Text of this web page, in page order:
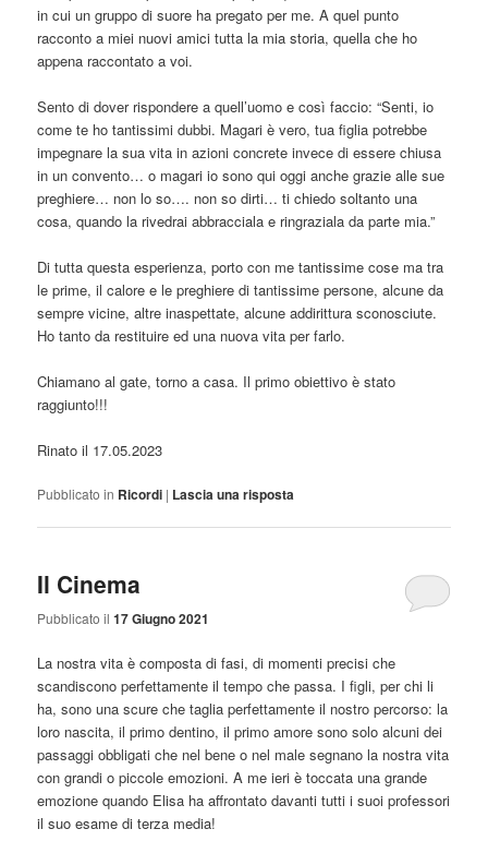
in cui un gruppo di suore ha pregato per me. A quel punto
racconto a miei nuovi amici tutta la mia storia, quella che ho
appena raccontato a voi.
Sento di dover rispondere a quell’uomo e così faccio: “Senti, io
come te ho tantissimi dubbi. Magari è vero, tua figlia potrebbe
impegnare la sua vita in azioni concrete invece di essere chiusa
in un convento… o magari io sono qui oggi anche grazie alle sue
preghiere… non lo so…. non so dirti… ti chiedo soltanto una
cosa, quando la rivedrai abbracciala e ringraziala da parte mia.”
Di tutta questa esperienza, porto con me tantissime cose ma tra
le prime, il calore e le preghiere di tantissime persone, alcune da
sempre vicine, altre inaspettate, alcune addirittura sconosciute.
Ho tanto da restituire ed una nuova vita per farlo.
Chiamano al gate, torno a casa. Il primo obiettivo è stato
raggiunto!!!
Rinato il 17.05.2023
Pubblicato in Ricordi | Lascia una risposta
Il Cinema
Pubblicato il17 Giugno 2021
La nostra vita è composta di fasi, di momenti precisi che
scandiscono perfettamente il tempo che passa. I figli, per chi li
ha, sono una scure che taglia perfettamente il nostro percorso: la
loro nascita, il primo dentino, il primo amore sono solo alcuni dei
passaggi obbligati che nel bene o nel male segnano la nostra vita
con grandi o piccole emozioni. A me ieri è toccata una grande
emozione quando Elisa ha affrontato davanti tutti i suoi professori
il suo esame di terza media!